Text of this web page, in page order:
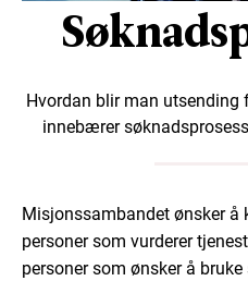
Hvordan blir man
innebærer
Misjonssambandet ønsker å
personer som vurderer
personer som ønsker å